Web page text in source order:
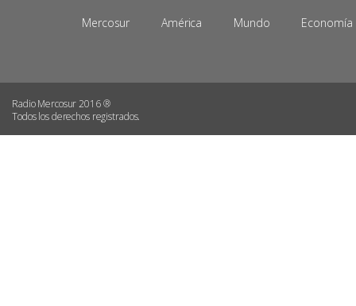
Mercosur América Mundo Economía
Radio Mercosur 2016 ®
Todos los derechos registrados.